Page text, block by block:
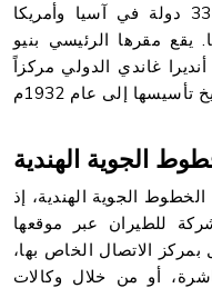
وجهة محلية و 44 وجهة دولية في 33 دولة في آسيا وأمريكا
يقع مقرها الرئيسي بنيو
غاندي الدولي مركزاً
الجوية الهندية
الجوية الهندية، إذ
للطيران عبر موقعها
بمركز الاتصال الخاص بها،
أو من خلال وكالات